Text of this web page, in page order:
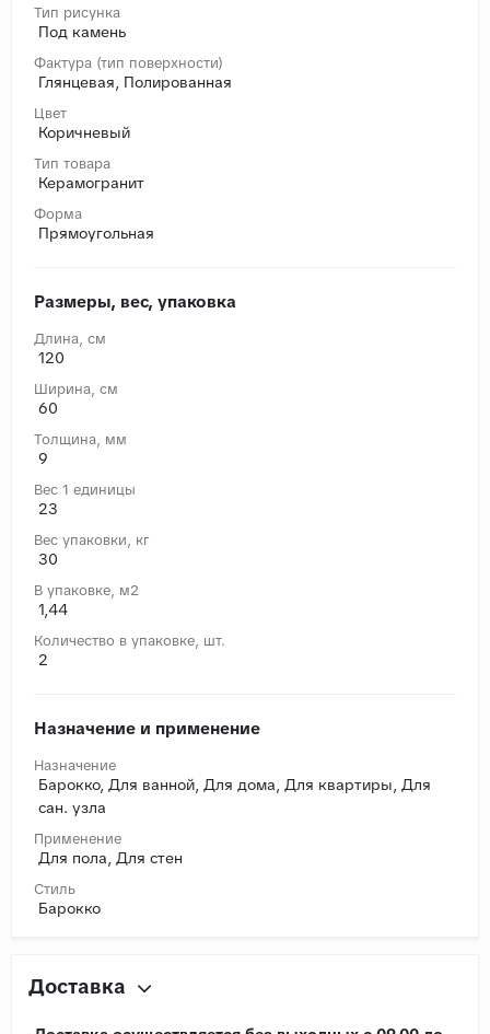
Тип рисунка
Под камень
Фактура (тип поверхности)
Глянцевая, Полированная
Цвет
Коричневый
Тип товара
Керамогранит
Форма
Прямоугольная
Размеры, вес, упаковка
Длина, cм
120
Ширина, cм
60
Толщина, мм
9
Вес 1 единицы
23
Вес упаковки, кг
30
В упаковке, м2
1,44
Количество в упаковке, шт.
2
Назначение и применение
Назначение
Барокко, Для ванной, Для дома, Для квартиры, Для
сан. узла
Применение
Для пола, Для стен
Стиль
Барокко
Доставка